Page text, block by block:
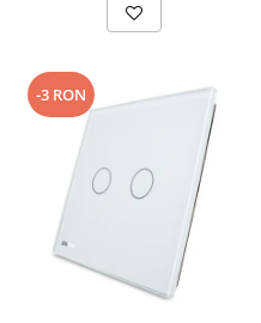
-3 RON